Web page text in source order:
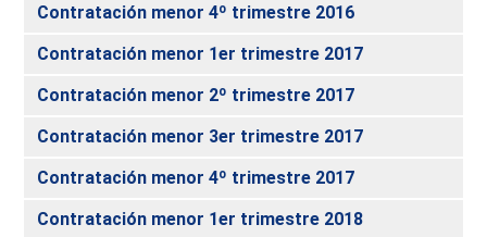
Contratación menor 4º trimestre 2016
Contratación menor 1er trimestre 2017
Contratación menor 2º trimestre 2017
Contratación menor 3er trimestre 2017
Contratación menor 4º trimestre 2017
Contratación menor 1er trimestre 2018